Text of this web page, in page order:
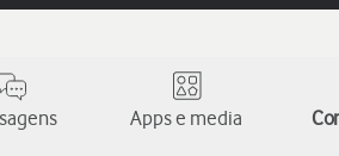
Apps e media